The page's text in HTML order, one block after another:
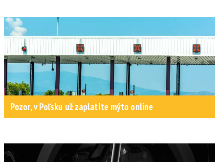
Pozor, v Poľsku už zaplatíte mýto online